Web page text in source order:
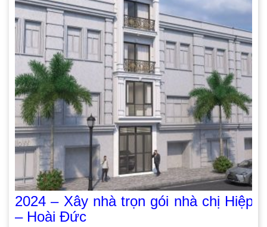
2024 – Xây nhà trọn gói nhà chị Hiệp
– Hoài Đức